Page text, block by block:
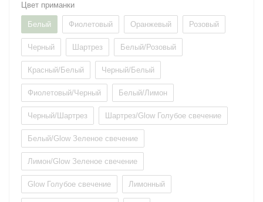
Цвет приманки
Белый Фиолетовый Оранжевый Розовый
Черный Шартрез Белый/Розовый
Красный/Белый Черный/Белый
Фиолетовый/Черный Белый/Лимон
Черный/Шартрез Шартрез/Glow Голубое свечение
Белый/Glow Зеленое свечение
Лимон/Glow Зеленое свечение
Glow Голубое свечение Лимонный